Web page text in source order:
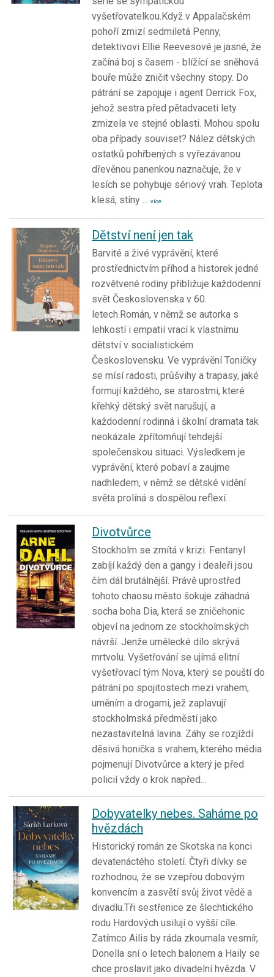
vyšetřovatelkou.Když v Appalačském
pohoří zmizí sedmiletá Penny,
detektivovi Ellie Reevesové je jasné, že
začíná boj s časem - blížící se sněhová
bouře může zničit všechny stopy. Do
pátrání se zapojuje i agent Derrick Fox,
jehož sestra před pětadvaceti lety
zmizela ve stejné oblasti. Mohou spolu
oba případy souviset? Nález dětských
ostatků pohřbených s vyřezávanou
dřevěnou panenkou naznačuje, že v
lesích se pohybuje sériový vrah. Teplota
klesá, stíny ... více
Dětství není jen tak
Barvité a živé vyprávění, které
prostřednictvím příhod a historek jedné
rozvětvené rodiny přibližuje každodenní
svět Československa v 60.
letech.Román, v němž se autorka s
lehkostí i empatií vrací k vlastnímu
dětství v socialistickém
Československu. Ve vyprávění Toničky
se mísí radosti, průšvihy a trapasy, jaké
formují každého, se starostmi, které
křehký dětský svět narušují, a
každodenní rodinná i školní dramata tak
neokázale zpřítomňují tehdejší
společenskou situaci. Výsledkem je
vyprávění, které pobaví a zaujme
nadhledem, v němž se dětské vidění
světa prolíná s dospělou reflexí.
Divotvůrce
Stockholm se zmítá v krizi. Fentanyl
zabíjí každý den a gangy i dealeři jsou
čím dál brutálnější. Právě uprostřed
tohoto chaosu město šokuje záhadná
socha boha Dia, která se zničehonic
objeví na jednom ze stockholmských
návrší. Jenže umělecké dílo skrývá
mrtvolu. Vyšetřování se ujímá elitní
vyšetřovací tým Nova, který se pouští do
pátrání po spojitostech mezi vrahem,
uměním a drogami, jež zaplavují
stockholmská předměstí jako
nezastavitelná lavina. Záhy se rozjíždí
děsivá honička s vrahem, kterého média
pojmenují Divotvůrce a který je před
policií vždy o krok napřed…
Dobyvatelky nebes. Saháme po
hvězdách
Historický román ze Skotska na konci
devatenáctého století. Čtyři dívky se
rozhodnou, že se vzepřou dobovým
konvencím a zasvětí svůj život vědě a
divadlu.Tři sestřenice ze šlechtického
rodu Hardových usilují o vyšší cíle.
Zatímco Ailis by ráda zkoumala vesmír,
Donella sní o letech balonem a Haily se
chce proslavit jako divadelní hvězda. V